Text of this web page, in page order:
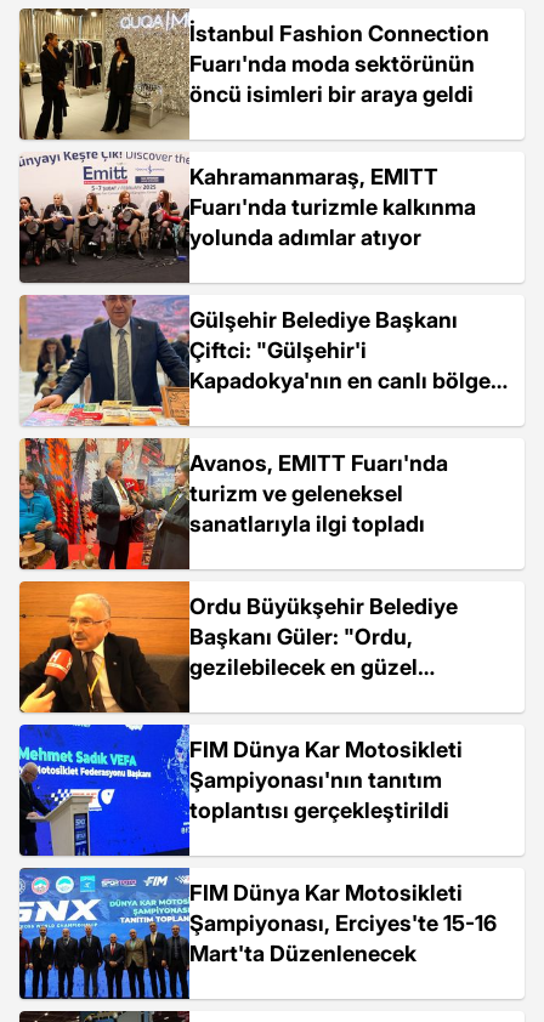
İstanbul Fashion Connection
Fuarı'nda moda sektörünün
öncü isimleri bir araya geldi
Kahramanmaraş, EMITT
Fuarı'nda turizmle kalkınma
yolunda adımlar atıyor
Gülşehir Belediye Başkanı
Çiftci: "Gülşehir'i
Kapadokya'nın en canlı bölgesi
Avanos, EMITT Fuarı'nda
turizm ve geleneksel
sanatlarıyla ilgi topladı
Ordu Büyükşehir Belediye
Başkanı Güler: "Ordu,
gezilebilecek en güzel
FIM Dünya Kar Motosikleti
Şampiyonası'nın tanıtım
toplantısı gerçekleştirildi
FIM Dünya Kar Motosikleti
Şampiyonası, Erciyes'te 15-16
Mart'ta Düzenlenecek